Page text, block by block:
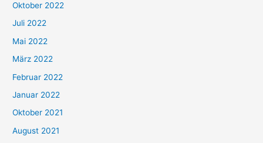
Oktober 2022
Juli 2022
Mai 2022
März 2022
Februar 2022
Januar 2022
Oktober 2021
August 2021